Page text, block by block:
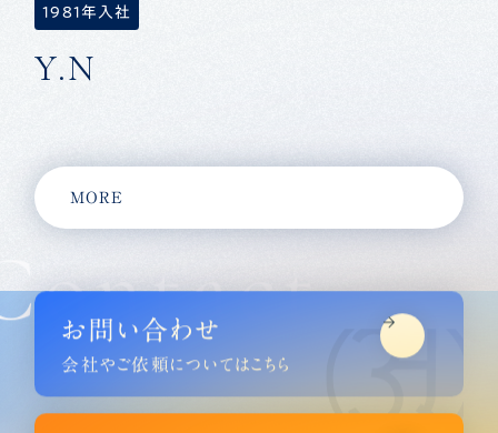
1981年入社
Y.N
MORE
お問い合わせ
会社やご依頼についてはこちら